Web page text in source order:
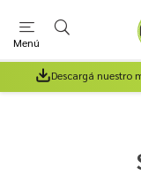
Menú
Descargá nuestro